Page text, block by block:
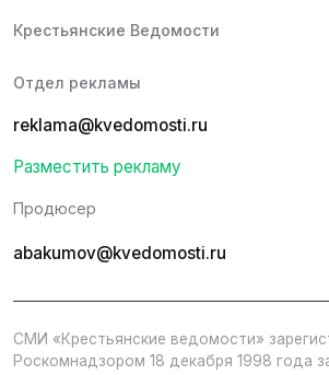
Крестьянские Ведомости
Отдел рекламы
reklama@kvedomosti.ru
Разместить рекламу
Продюсер
abakumov@kvedomosti.ru
СМИ «Крестьянские ведомости»
Роскомнадзором 18 декабря 1998 года